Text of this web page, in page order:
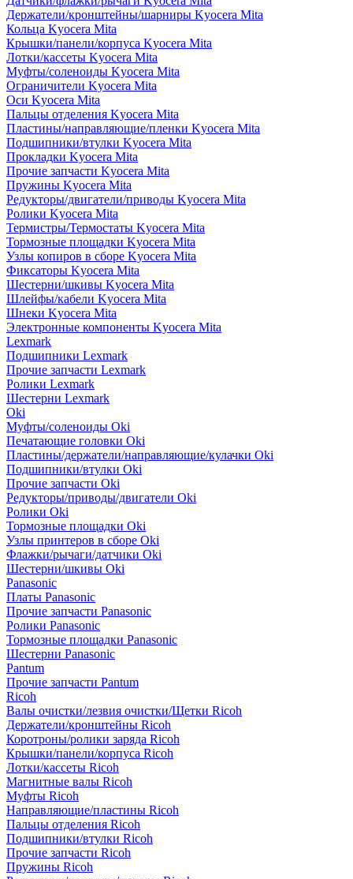
Держатели/кронштейны/шарниры Kyocera Mita
Кольца Kyocera Mita
Крышки/панели/корпуса Kyocera Mita
Лотки/кассеты Kyocera Mita
Муфты/соленоиды Kyocera Mita
Ограничители Kyocera Mita
Оси Kyocera Mita
Пальцы отделения Kyocera Mita
Пластины/направляющие/пленки Kyocera Mita
Подшипники/втулки Kyocera Mita
Прокладки Kyocera Mita
Прочие запчасти Kyocera Mita
Пружины Kyocera Mita
Редукторы/двигатели/приводы Kyocera Mita
Ролики Kyocera Mita
Термистры/Термостаты Kyocera Mita
Тормозные площадки Kyocera Mita
Узлы копиров в сборе Kyocera Mita
Фиксаторы Kyocera Mita
Шестерни/шкивы Kyocera Mita
Шлейфы/кабели Kyocera Mita
Шнеки Kyocera Mita
Электронные компоненты Kyocera Mita
Lexmark
Подшипники Lexmark
Прочие запчасти Lexmark
Ролики Lexmark
Шестерни Lexmark
Oki
Муфты/соленоиды Oki
Печатающие головки Oki
Пластины/держатели/направляющие/кулачки Oki
Подшипники/втулки Oki
Прочие запчасти Oki
Редукторы/приводы/двигатели Oki
Ролики Oki
Тормозные площадки Oki
Узлы принтеров в сборе Oki
Флажки/рычаги/датчики Oki
Шестерни/шкивы Oki
Panasonic
Платы Panasonic
Прочие запчасти Panasonic
Ролики Panasonic
Тормозные площадки Panasonic
Шестерни Panasonic
Pantum
Прочие запчасти Pantum
Ricoh
Валы очистки/лезвия очистки/Щетки Ricoh
Держатели/кронштейны Ricoh
Коротроны/ролики заряда Ricoh
Крышки/панели/корпуса Ricoh
Лотки/кассеты Ricoh
Магнитные валы Ricoh
Муфты Ricoh
Направляющие/пластины Ricoh
Пальцы отделения Ricoh
Подшипники/втулки Ricoh
Прочие запчасти Ricoh
Пружины Ricoh